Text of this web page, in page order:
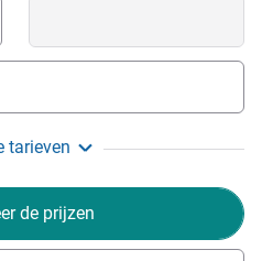
tarieven
de prijzen